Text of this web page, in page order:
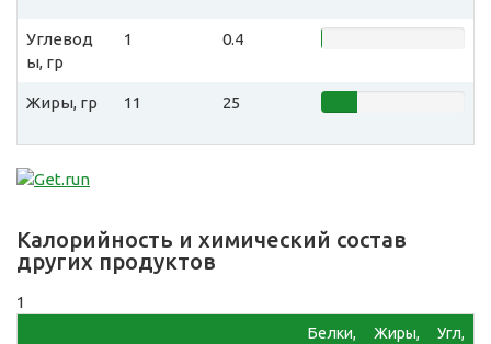
Углевод
ы, гр
1 0.4
Жиры, гр 11 25
Калорийность и химический состав
других продуктов
1
Белки,
Жиры,
Угл,